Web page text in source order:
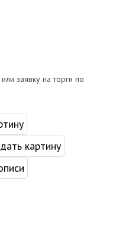
заявку на торги по
картину